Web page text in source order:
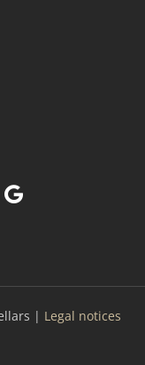
| Legal notices